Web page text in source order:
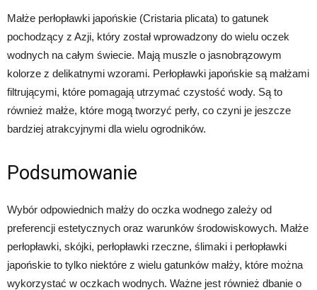
Małże perłopławki japońskie (Cristaria plicata) to gatunek
pochodzący z Azji, który został wprowadzony do wielu oczek
wodnych na całym świecie. Mają muszle o jasnobrązowym
kolorze z delikatnymi wzorami. Perłopławki japońskie są małżami
filtrującymi, które pomagają utrzymać czystość wody. Są to
również małże, które mogą tworzyć perły, co czyni je jeszcze
bardziej atrakcyjnymi dla wielu ogrodników.
Podsumowanie
Wybór odpowiednich małży do oczka wodnego zależy od
preferencji estetycznych oraz warunków środowiskowych. Małże
perłopławki, skójki, perłopławki rzeczne, ślimaki i perłopławki
japońskie to tylko niektóre z wielu gatunków małży, które można
wykorzystać w oczkach wodnych. Ważne jest również dbanie o